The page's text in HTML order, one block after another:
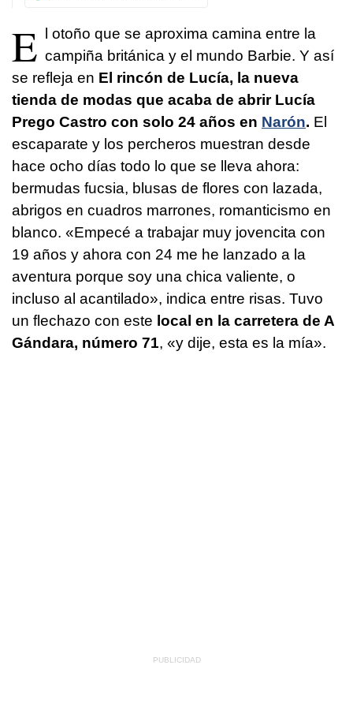
E l otoño que se aproxima camina entre la
campiña británica y el mundo Barbie. Y así
se refleja en El rincón de Lucía, la nueva
tienda de modas que acaba de abrir Lucía
Prego Castro con solo 24 años en Narón. El
escaparate y los percheros muestran desde
hace ocho días todo lo que se lleva ahora:
bermudas fucsia, blusas de flores con lazada,
abrigos en cuadros marrones, romanticismo en
blanco. «Empecé a trabajar muy jovencita con
19 años y ahora con 24 me he lanzado a la
aventura porque soy una chica valiente, o
incluso al acantilado», indica entre risas. Tuvo
un flechazo con este local en la carretera de A
Gándara, número 71, «y dije, esta es la mía».